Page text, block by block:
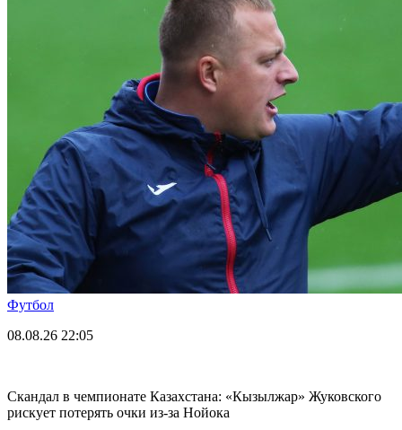
Футбол
08.08.26 22:05
Скандал в чемпионате Казахстана: «Кызылжар» Жуковского
рискует потерять очки из-за Нойока